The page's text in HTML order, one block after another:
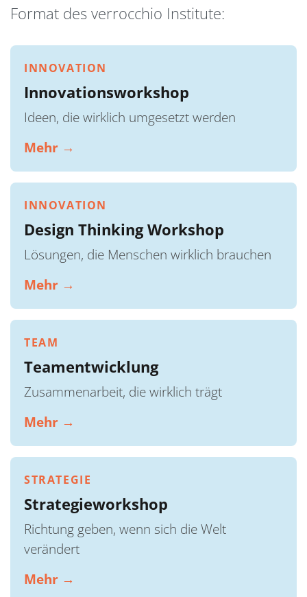
Format des verrocchio Institute:
INNOVATION
Innovationsworkshop
Ideen, die wirklich umgesetzt werden
Mehr →
INNOVATION
Design Thinking Workshop
Lösungen, die Menschen wirklich brauchen
Mehr →
TEAM
Teamentwicklung
Zusammenarbeit, die wirklich trägt
Mehr →
STRATEGIE
Strategieworkshop
Richtung geben, wenn sich die Welt
verändert
Mehr →